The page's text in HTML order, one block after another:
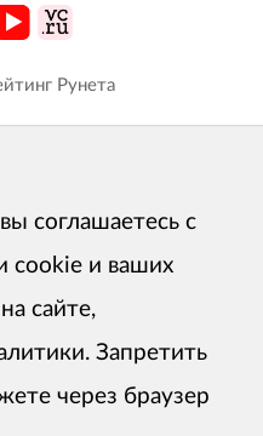
Рунета
соглашаетесь с
cookie и ваших
сайте,
Запретить
через браузер